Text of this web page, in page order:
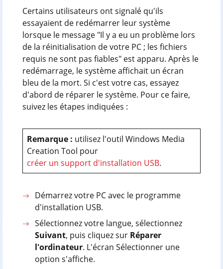
Certains utilisateurs ont signalé qu'ils
essayaient de redémarrer leur système
lorsque le message "Il y a eu un problème lors
de la réinitialisation de votre PC ; les fichiers
requis ne sont pas fiables" est apparu. Après le
redémarrage, le système affichait un écran
bleu de la mort. Si c'est votre cas, essayez
d'abord de réparer le système. Pour ce faire,
suivez les étapes indiquées :
Remarque : utilisez l'outil Windows Media
Creation Tool pour
créer un support d'installation USB.
Démarrez votre PC avec le programme
d'installation USB.
Sélectionnez votre langue, sélectionnez
Suivant, puis cliquez sur Réparer
l'ordinateur. L'écran Sélectionner une
option s'affiche.